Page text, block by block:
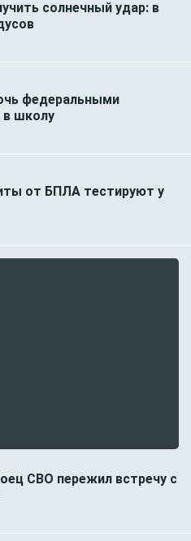
солнечный удар: в
федеральными
в школу
от БПЛА тестируют у
СВО пережил встречу с